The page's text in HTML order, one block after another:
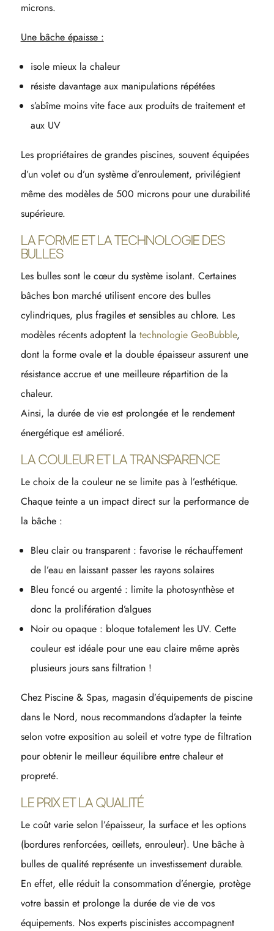
microns.
Une bâche épaisse :
isole mieux la chaleur
résiste davantage aux manipulations répétées
s’abîme moins vite face aux produits de traitement et
aux UV
Les propriétaires de grandes piscines, souvent équipées
d’un volet ou d’un système d’enroulement, privilégient
même des modèles de 500 microns pour une durabilité
supérieure.
LA FORME ET LA TECHNOLOGIE DES
BULLES
Les bulles sont le cœur du système isolant. Certaines
bâches bon marché utilisent encore des bulles
cylindriques, plus fragiles et sensibles au chlore. Les
modèles récents adoptent la technologie GeoBubble,
dont la forme ovale et la double épaisseur assurent une
résistance accrue et une meilleure répartition de la
chaleur.
Ainsi, la durée de vie est prolongée et le rendement
énergétique est amélioré.
LA COULEUR ET LA TRANSPARENCE
Le choix de la couleur ne se limite pas à l’esthétique.
Chaque teinte a un impact direct sur la performance de
la bâche :
Bleu clair ou transparent : favorise le réchauffement
de l’eau en laissant passer les rayons solaires
Bleu foncé ou argenté : limite la photosynthèse et
donc la prolifération d’algues
Noir ou opaque : bloque totalement les UV. Cette
couleur est idéale pour une eau claire même après
plusieurs jours sans filtration !
Chez Piscine & Spas, magasin d’équipements de piscine
dans le Nord, nous recommandons d’adapter la teinte
selon votre exposition au soleil et votre type de filtration
pour obtenir le meilleur équilibre entre chaleur et
propreté.
LE PRIX ET LA QUALITÉ
Le coût varie selon l’épaisseur, la surface et les options
(bordures renforcées, œillets, enrouleur). Une bâche à
bulles de qualité représente un investissement durable.
En effet, elle réduit la consommation d’énergie, protège
votre bassin et prolonge la durée de vie de vos
équipements. Nos experts piscinistes accompagnent